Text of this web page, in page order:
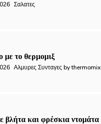
Σαλατες
με το θερμομιξ
Αλμυρες Συνταγες by thermomix
βλήτα και φρέσκια ντομάτα